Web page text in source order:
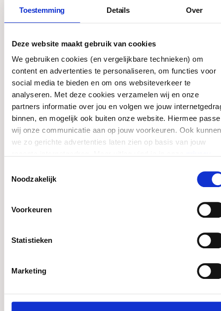
Toestemming Details Over
Deze website maakt gebruik van cookies
We gebruiken cookies (en vergelijkbare technieken) om
content en advertenties te personaliseren, om functies voor
social media te bieden en om ons websiteverkeer te
analyseren. Met deze cookies verzamelen wij en onze
partners informatie over jou en volgen we jouw
binnen, en mogelijk ook buiten onze website. Hiermee
wij onze communicatie aan op jouw voorkeuren. Ook kunnen
we zo gerichte advertenties laten zien op basis van jouw
intrekken.
Noodzakelijk
Voorkeuren
Statistieken
Marketing
een beursaanvraag is ingediend kunnen wij
verwerken wij deze ook niet. Dit is de
eerste zogeheten grondslag voor
verwerking uit de AVG. Toch willen wij
inzichtelijk maken welke
persoonsgegevens wij uiteindelijk
verwerken en waarom wij dit doen. Het
gaat namelijk ook om gevoelige
persoonsgegevens, en in een enkel geval
om bijzondere persoonsgegevens.
achternaam